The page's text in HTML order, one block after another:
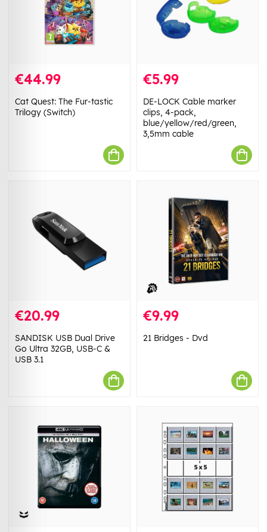
€44.99
Cat Quest: The Fur-tastic
Trilogy (Switch)
€5.99
DE-LOCK Cable marker
clips, 4-pack,
blue/yellow/red/green,
3,5mm cable
€20.99
SANDISK USB Dual Drive
Go Ultra 32GB, USB-C &
USB 3.1
€9.99
21 Bridges - Dvd